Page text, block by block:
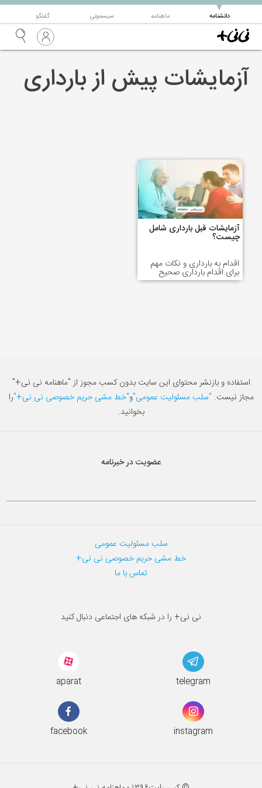
دانشنامه
▼ ماهنامه سیسمونی گفتگو
آزمایشات پیش از بارداری
آزمایشات قبل بارداری شامل
چیست؟
اقدام به بارداری و نکات مهم
برای اقدام بارداری صحیح
استفاده و بازنشر محتوای این سایت بدون کسب مجوز از "ماهنامه نی نی+"
مجاز نیست. "سلب مسئولیت عمومی"و"خط مشی حریم خصوصی نی نی+"را
بخوانید.
عضویت در خبرنامه
سلب مسئولیت عمومی
خط مشی حریم خصوصی نی نی+
تماس با ما
نی نی+ را در شبکه های اجتماعی دنبال کنید
aparat telegram
facebook instagram